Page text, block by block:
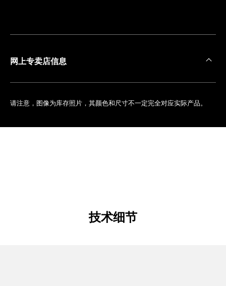
网上专卖店信息
请注意，图像为库存照片，其颜色和尺寸不一定完全对应实际产品。
技术细节